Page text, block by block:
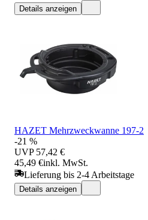
Details anzeigen
HAZET Mehrzweckwanne 197-2
-21 %
UVP 57,42 €
45,49 €inkl. MwSt.
Lieferung bis 2-4 Arbeitstage
Details anzeigen